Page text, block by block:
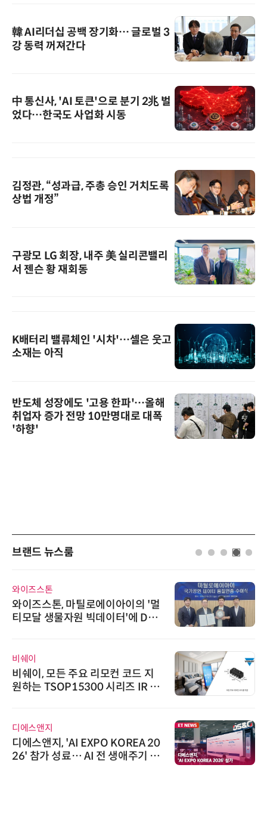
韓 AI리더십 공백 장기화… 글로벌 3
강 동력 꺼져간다
中 통신사, 'AI 토큰'으로 분기 2兆 벌
었다…한국도 사업화 시동
김정관, “성과급, 주총 승인 거치도록
상법 개정”
구광모 LG 회장, 내주 美 실리콘밸리
서 젠슨 황 재회동
K배터리 밸류체인 '시차'…셀은 웃고
소재는 아직
반도체 성장에도 '고용 한파'…올해
취업자 증가 전망 10만명대로 대폭
'하향'
브랜드 뉴스룸
와이즈스톤
와이즈스톤, 마틸로에이아이의 '멀
티모달 생물자원 빅데이터'에 DQ
비쉐이
비쉐이, 모든 주요 리모컨 코드 지
원하는 TSOP15300 시리즈 IR 수
디에스앤지
디에스앤지, 'AI EXPO KOREA 20
26' 참가 성료… AI 전 생애주기 아